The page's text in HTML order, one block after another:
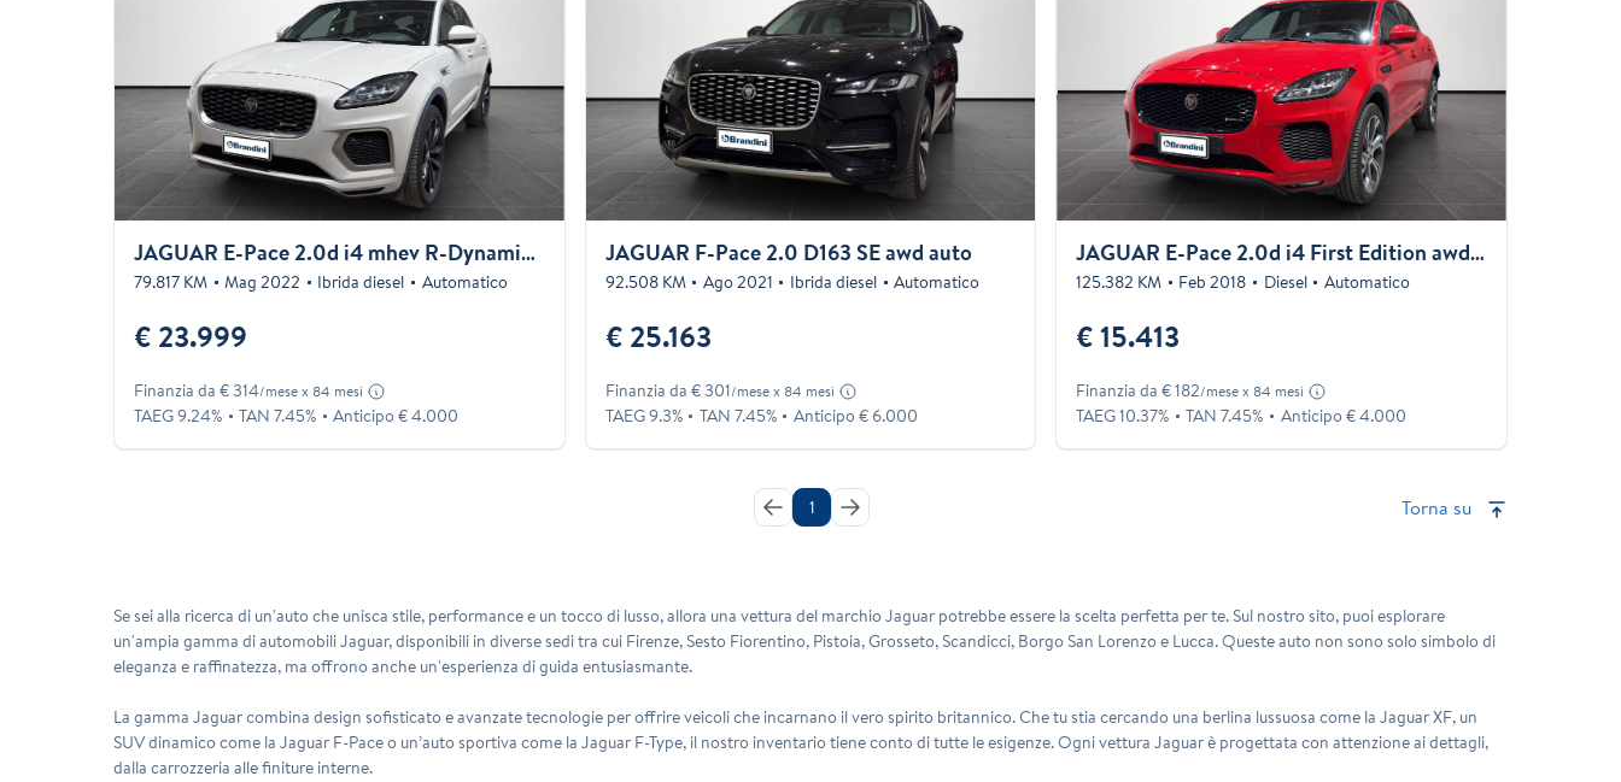
JAGUAR E-Pace 2.0d i4 mhev R-Dynamic S awd 163cv auto
79.817 KM Mag 2022 Ibrida diesel Automatico
€ 23.999
Finanzia da € 314/mese x 84 mesi
TAEG 9.24% TAN 7.45% Anticipo € 4.000
JAGUAR F-Pace 2.0 D163 SE awd auto
92.508 KM Ago 2021 Ibrida diesel Automatico
€ 25.163
Finanzia da € 301/mese x 84 mesi
TAEG 9.3% TAN 7.45% Anticipo € 6.000
JAGUAR E-Pace 2.0d i4 First Edition awd 180cv auto
125.382 KM Feb 2018 Diesel Automatico
€ 15.413
Finanzia da € 182/mese x 84 mesi
TAEG 10.37% TAN 7.45% Anticipo € 4.000
1 Torna su
Se sei alla ricerca di un'auto che unisca stile, performance e un tocco di lusso, allora una vettura del marchioJaguar potrebbe essere la scelta perfetta per te. Sul nostro sito, puoi esplorare
un'ampia gamma di automobili Jaguar, disponibili in diverse sedi tra cui Firenze, Sesto Fiorentino, Pistoia, Grosseto, Scandicci, Borgo San Lorenzo e Lucca. Queste auto non sono solo simbolo di
eleganza e raffinatezza, ma offrono anche un'esperienza di guida entusiasmante.
La gamma Jaguar combina design sofisticato e avanzate tecnologie per offrire veicoli che incarnano il vero spirito britannico. Che tu stia cercando una berlina lussuosa come la Jaguar XF, un
SUV dinamico come la Jaguar F-Pace o un’auto sportiva come la Jaguar F-Type, il nostro inventario tiene conto di tutte le esigenze. Ogni vettura Jaguar è progettata con attenzione ai dettagli,
dalla carrozzeria alle finiture interne.